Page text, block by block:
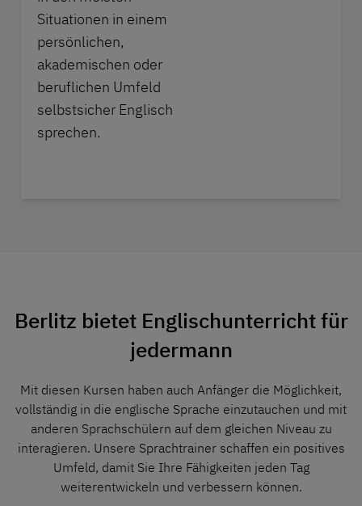
Situationen in einem
persönlichen,
akademischen oder
beruflichen Umfeld
selbstsicher Englisch
sprechen.
Berlitz bietet Englischunterricht für
jedermann
Mit diesen Kursen haben auch Anfänger die Möglichkeit,
vollständig in die englische Sprache einzutauchen und mit
anderen Sprachschülern auf dem gleichen Niveau zu
interagieren. Unsere Sprachtrainer schaffen ein positives
Umfeld, damit Sie Ihre Fähigkeiten jeden Tag
weiterentwickeln und verbessern können.